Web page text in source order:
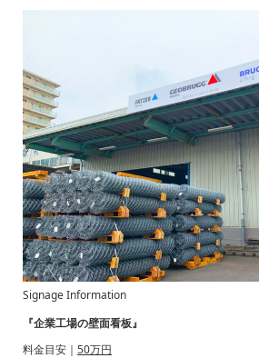
Signage Information
『企業工場の壁面看板』
料金目安｜ 50万円